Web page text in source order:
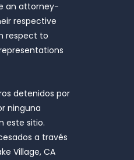
an attorney-
respective
respect to
detenidos por
ninguna
este sitio.
​​a través
Village, CA